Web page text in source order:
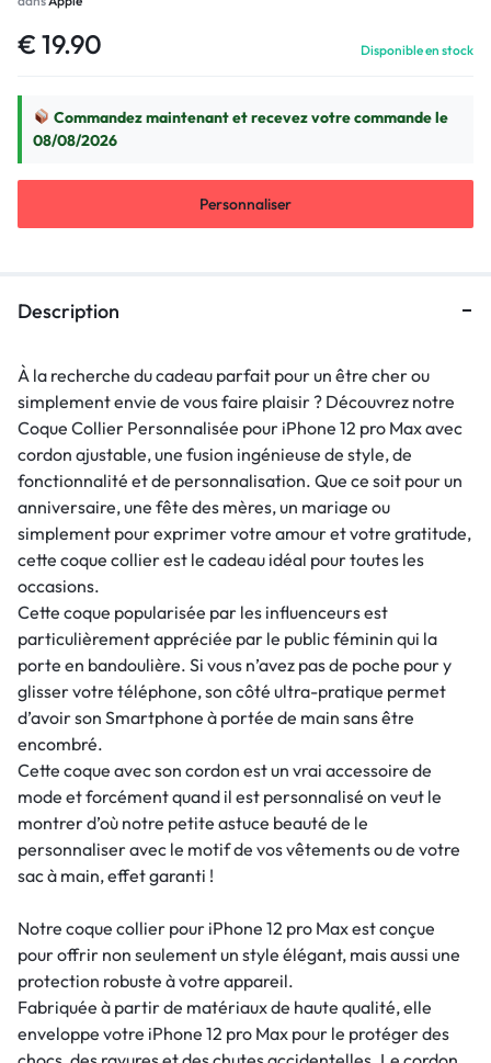
€ 19.90 Disponible en stock
Commandez maintenant et recevez votre commande le
08/08/2026
Personnaliser
Description
À la recherche du cadeau parfait pour un être cher ou
simplement envie de vous faire plaisir ? Découvrez notre
Coque Collier Personnalisée pour iPhone 12 pro Max avec
cordon ajustable, une fusion ingénieuse de style, de
fonctionnalité et de personnalisation. Que ce soit pour un
anniversaire, une fête des mères, un mariage ou
simplement pour exprimer votre amour et votre gratitude,
cette coque collier est le cadeau idéal pour toutes les
occasions.
Cette coque popularisée par les influenceurs est
particulièrement appréciée par le public féminin qui la
porte en bandoulière. Si vous n’avez pas de poche pour y
glisser votre téléphone, son côté ultra-pratique permet
d’avoir son Smartphone à portée de main sans être
encombré.
Cette coque avec son cordon est un vrai accessoire de
mode et forcément quand il est personnalisé on veut le
montrer d’où notre petite astuce beauté de le
personnaliser avec le motif de vos vêtements ou de votre
sac à main, effet garanti !
Notre coque collier pour iPhone 12 pro Max est conçue
pour offrir non seulement un style élégant, mais aussi une
protection robuste à votre appareil.
Fabriquée à partir de matériaux de haute qualité, elle
enveloppe votre iPhone 12 pro Max pour le protéger des